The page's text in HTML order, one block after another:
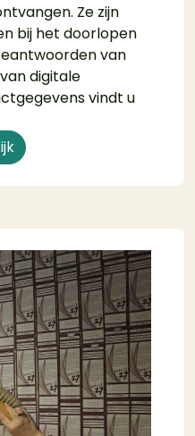
Ze zijn
bij het doorlopen
van
digitale
vindt u